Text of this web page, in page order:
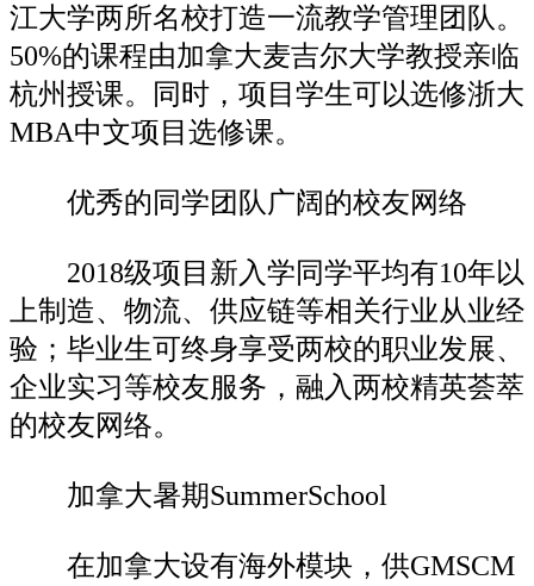
江大学两所名校打造一流教学管理团队。
50%的课程由加拿大麦吉尔大学教授亲临
杭州授课。同时，项目学生可以选修浙大
MBA中文项目选修课。
优秀的同学团队广阔的校友网络
2018级项目新入学同学平均有10年以
上制造、物流、供应链等相关行业从业经
验；毕业生可终身享受两校的职业发展、
企业实习等校友服务，融入两校精英荟萃
的校友网络。
加拿大暑期SummerSchool
在加拿大设有海外模块，供GMSCM